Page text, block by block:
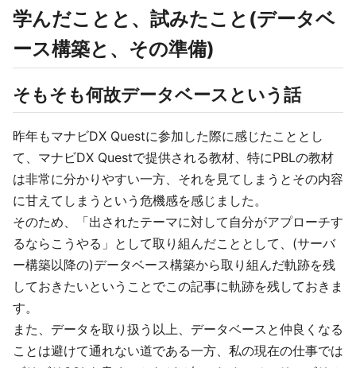
学んだことと、試みたこと(データベ
ース構築と、その準備)
そもそも何故データベースという話
昨年もマナビDX Questに参加した際に感じたこととし
て、マナビDX Questで提供される教材、特にPBLの教材
は非常に分かりやすい一方、それを見てしまうとその内容
に甘えてしまうという危機感を感じました。
そのため、「出されたテーマに対して自分がアプローチす
るならこうやる」として取り組んだこととして、(サーバ
ー構築以降の)データベース構築から取り組んだ軌跡を残
しておきたいということでこの記事に軌跡を残しておきま
す。
また、データを取り扱う以上、データベースと仲良くなる
ことは避けて通れない道である一方、私の現在の仕事では